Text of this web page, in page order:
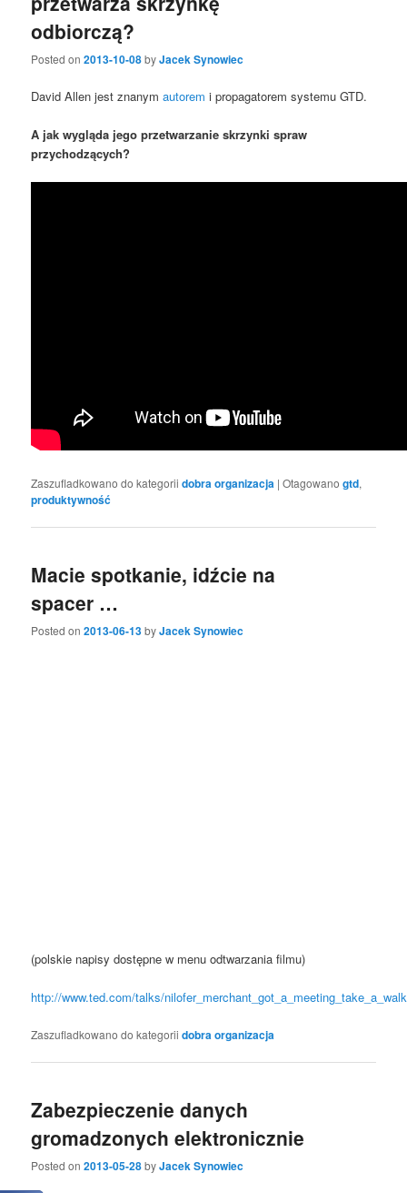
odbiorczą?
Posted on2013-10-08byJacek Synowiec
David Allen jest znanymautorem i propagatorem systemu GTD.
A jak wygląda jego przetwarzanie skrzynki spraw
przychodzących?
Zaszufladkowano do kategorii dobra organizacja |Otagowano gtd,
produktywność
Macie spotkanie, idźcie na
spacer …
Posted on2013-06-13byJacek Synowiec
(polskie napisy dostępne w menu odtwarzania filmu)
http://www.ted.com/talks/
Zaszufladkowano do kategorii dobra organizacja
Zabezpieczenie danych
gromadzonych elektronicznie
Posted on2013-05-28byJacek Synowiec